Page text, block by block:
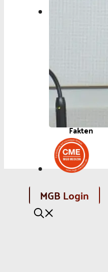
Podcast
Fakten
MGB Login